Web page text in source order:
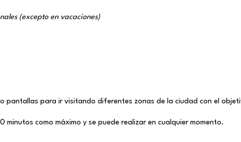
(excepto en vacaciones)
pantallas para ir visitando diferentes zonas de la ciudad con el
como máximo y se puede realizar en cualquier momento.